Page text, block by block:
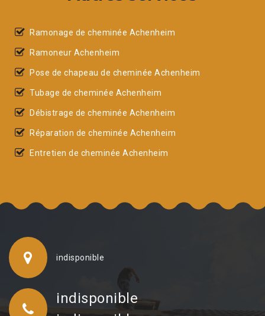
Ramonage de cheminée Achenheim
Ramoneur Achenheim
Pose de chapeau de cheminée Achenheim
Tubage de cheminée Achenheim
Débistrage de cheminée Achenheim
Réparation de cheminée Achenheim
Entretien de cheminée Achenheim
indisponible
indisponible